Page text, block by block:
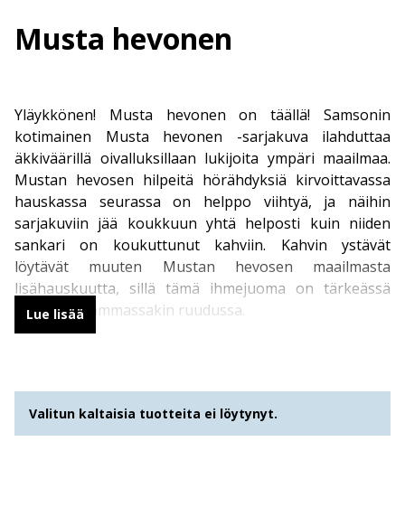
Musta hevonen
Yläykkönen! Musta hevonen on täällä! Samsonin
kotimainen Musta hevonen -sarjakuva ilahduttaa
äkkiväärillä oivalluksillaan lukijoita ympäri maailmaa.
Mustan hevosen hilpeitä hörähdyksiä kirvoittavassa
hauskassa seurassa on helppo viihtyä, ja näihin
sarjakuviin jää koukkuun yhtä helposti kuin niiden
sankari on koukuttunut kahviin. Kahvin ystävät
löytävät muuten Mustan hevosen maailmasta
lisähauskuutta, sillä tämä ihmejuoma on tärkeässä
osassa useammassakin ruudussa.
sattumuksista
Lue lisää
Valitun kaltaisia tuotteita ei löytynyt.